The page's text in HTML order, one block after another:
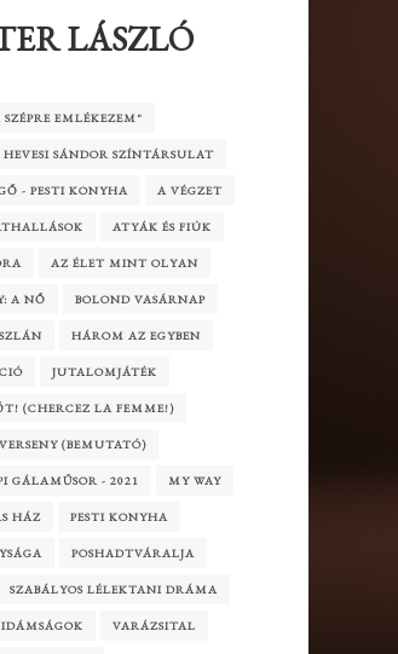
LÁSZLÓ
EMLÉKEZEM"
HEVESI SÁNDOR SZÍNTÁRSULAT
- PESTI KONYHA A VÉGZET
ATYÁK ÉS FIÚK
AZ ÉLET MINT OLYAN
A NŐ BOLOND VASÁRNAP
HÁROM AZ EGYBEN
JUTALOMJÁTÉK
(CHERCEZ LA FEMME!)
(BEMUTATÓ)
GÁLAMŰSOR - 2021 MY WAY
HÁZ PESTI KONYHA
POSHADTVÁRALJA
SZABÁLYOS LÉLEKTANI DRÁMA
VARÁZSITAL